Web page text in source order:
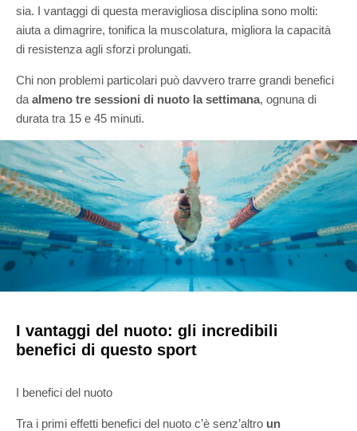
sia. I vantaggi di questa meravigliosa disciplina sono molti:
aiuta a dimagrire, tonifica la muscolatura, migliora la capacità
di resistenza agli sforzi prolungati.
Chi non problemi particolari può davvero trarre grandi benefici
daalmeno tre sessioni di nuoto la settimana, ognuna di
durata tra 15 e 45 minuti.
I vantaggi del nuoto: gli incredibili
benefici di questo sport
I benefici del nuoto
Tra i primi effetti benefici del nuoto c’è senz’altro un